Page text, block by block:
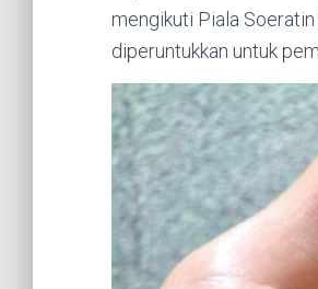
mengikuti Piala
diperuntukkan untuk